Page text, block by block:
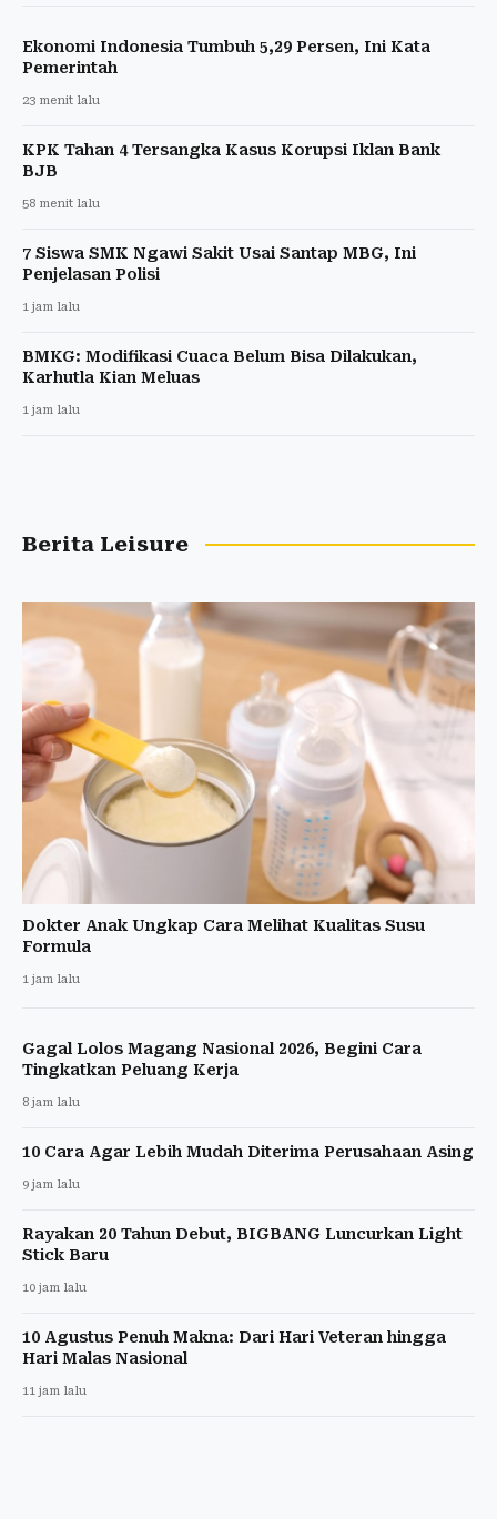
Ekonomi Indonesia Tumbuh 5,29 Persen, Ini Kata
Pemerintah
23 menit lalu
KPK Tahan 4 Tersangka Kasus Korupsi Iklan Bank
BJB
58 menit lalu
7 Siswa SMK Ngawi Sakit Usai Santap MBG, Ini
Penjelasan Polisi
1 jam lalu
BMKG: Modifikasi Cuaca Belum Bisa Dilakukan,
Karhutla Kian Meluas
1 jam lalu
Berita Leisure
Dokter Anak Ungkap Cara Melihat Kualitas Susu
Formula
1 jam lalu
Gagal Lolos Magang Nasional 2026, Begini Cara
Tingkatkan Peluang Kerja
8 jam lalu
10 Cara Agar Lebih Mudah Diterima Perusahaan Asing
9 jam lalu
Rayakan 20 Tahun Debut, BIGBANG Luncurkan Light
Stick Baru
10 jam lalu
10 Agustus Penuh Makna: Dari Hari Veteran hingga
Hari Malas Nasional
11 jam lalu